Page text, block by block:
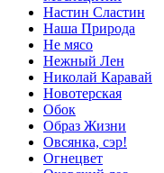
Настин Сластин
Наша Природа
Не мясо
Нежный Лен
Николай Каравай
Новотерская
Обок
Образ Жизни
Овсянка, сэр!
Огнецвет